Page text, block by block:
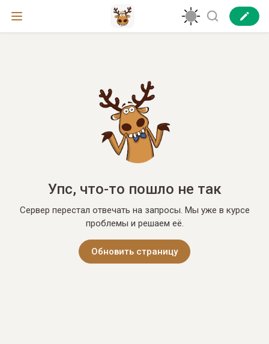
Упс, что-то пошло не так
Сервер перестал отвечать на запросы. Мы уже в курсе
проблемы и решаем её.
Обновить страницу